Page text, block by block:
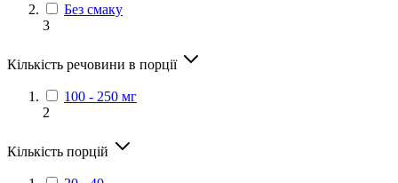
Без смаку
3
Кількість речовини в порції
100 - 250 мг
2
Кількість порцій